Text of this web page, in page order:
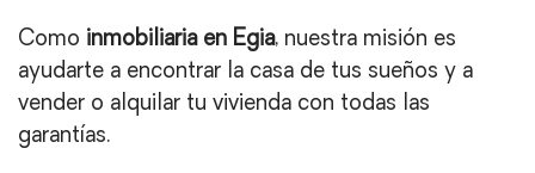
Como inmobiliaria en Egia, nuestra misión es
ayudarte a encontrar la casa de tus sueños y a
vender o alquilar tu vivienda con todas las
garantías.